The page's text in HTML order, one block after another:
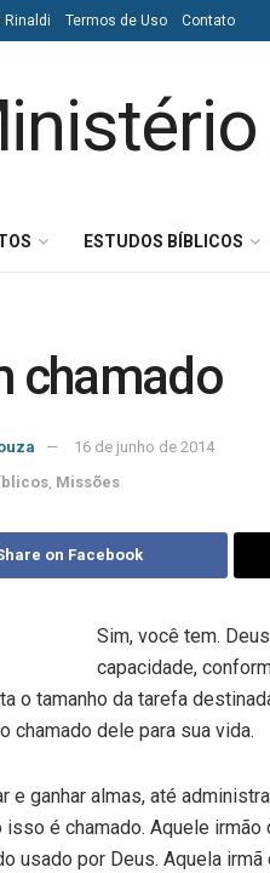
Rinaldi Termos de Uso Contato
ESTUDOS BÍBLICOS
chamado
16 de junho de 2014
Missões
on Facebook
Sim, você tem.
capacidade,
o tamanho da tarefa
chamado dele para sua vida.
e ganhar almas, até
é chamado. Aquele
usado por Deus. Aquela irmã